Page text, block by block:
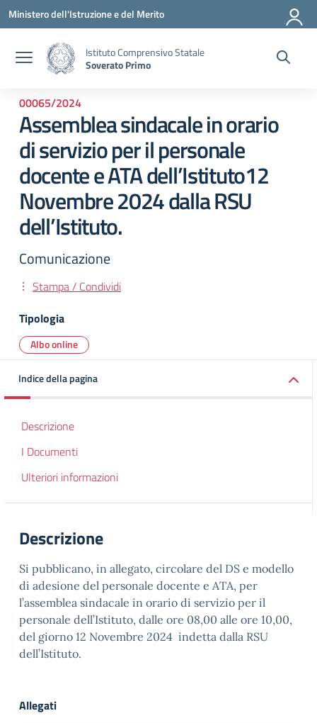
Vai ai contenuti
Vai al menu di navigazione
Vai al footer
Ministero dell'Istruzione e del Merito
Istituto Comprensivo Statale
Soverato Primo
00065/2024
Assemblea sindacale in orario
di servizio per il personale
docente e ATA dell’Istituto12
Novembre 2024 dalla RSU
dell’Istituto.
Comunicazione
Stampa / Condividi
Tipologia
Albo online
Indice della pagina
Descrizione
I Documenti
Ulteriori informazioni
Descrizione
Si pubblicano, in allegato, circolare del DS e modello
di adesione del personale docente e ATA, per
l’assemblea sindacale in orario di servizio per il
personale dell’Istituto, dalle ore 08,00 alle ore 10,00,
del giorno 12 Novembre 2024 indetta dalla RSU
dell’Istituto.
Allegati